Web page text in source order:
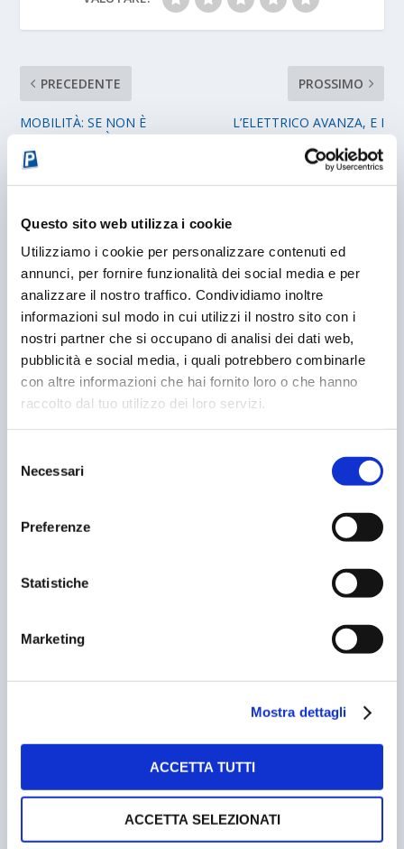
Questo sito web utilizza i cookie
Utilizziamo i cookie per personalizzare contenuti ed
annunci, per fornire funzionalità dei social media e per
analizzare il nostro traffico. Condividiamo inoltre
informazioni sul modo in cui utilizzi il nostro sito con i
nostri partner che si occupano di analisi dei dati web,
pubblicità e social media, i quali potrebbero combinarle
con altre informazioni che hai fornito loro o che hanno
raccolto dal tuo utilizzo dei loro servizi.
delNecessari
Preferenze
Statistiche
Marketing
Mostra dettagli
ACCETTA TUTTI
ACCETTA SELEZIONATI
PRECEDENTE
MOBILITÀ: SE NON È
SMART, NON È
SOSTENIBILE
PROSSIMO
L’ELETTRICO AVANZA, E I
PARCHEGGI? SI
DOVRANNO ADEGUARE
E SE IL PARCHEGGIO DIVENTASSE UN
COWORKING?
IL PARCHEGGIO DEL FUTURO? UN’OPERA D’ARTE